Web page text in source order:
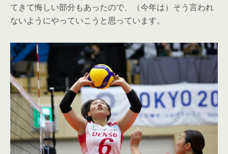
てきて悔しい部分もあったので、（今年は）そう言われ
ないようにやっていこうと思っています。